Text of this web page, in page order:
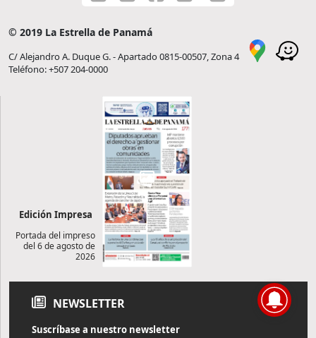
© 2019 La Estrella de Panamá
C/ Alejandro A. Duque G. - Apartado 0815-00507, Zona 4
Teléfono: +507 204-0000
Edición Impresa
Portada del impreso
del 6 de agosto de
2026
NEWSLETTER
Suscríbase a nuestro newsletter